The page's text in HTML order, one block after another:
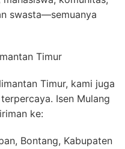
swasta—semuanya
Timur
Timur, kami juga
Isen Mulang
ke:
Bontang, Kabupaten